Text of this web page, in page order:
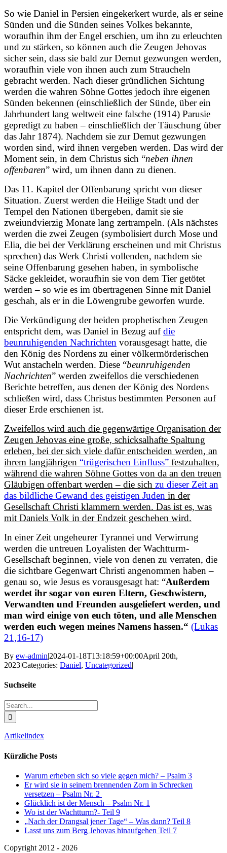
So wie Daniel in Persien eingekerkert wurde, als er seine
Sünden und die Sünden seines Volkes bekannte,
woraufhin ihm der Engel erschien, um ihn zu erleuchten
und zu stärken, so können auch die Zeugen Jehovas
sicher sein, dass sie bald zur Demut gezwungen werden,
woraufhin viele von ihnen auch zum Straucheln
gebracht werden. Nach dieser gründlichen Sichtung
werden die wahren Söhne Gottes jedoch ihre eigenen
Sünden bekennen (einschließlich der Sünde, über ein
Jahrhundert lang weltweit eine falsche (1914) Parusie
gepredigt zu haben – einschließlich der Täuschung über
das Jahr 1874). Nachdem sie zur Demut gezwungen
worden sind, wird ihnen vergeben werden. Das wird der
Moment sein, in dem Christus sich “neben ihnen
offenbaren” wird, um ihnen dann zu dienen.
Das 11. Kapitel der Offenbarung spricht von dieser
Situation. Zuerst werden die Heilige Stadt und der
Tempel den Nationen übergeben, damit sie sie
zweiundvierzig Monate lang zertrampeln. (Als nächstes
werden die zwei Zeugen (symbolisiert durch Mose und
Elia, die bei der Verklärung erscheinen und mit Christus
sprechen) das Werk Christi vollenden, nachdem sie
seine Offenbarung gesehen haben, in symbolische
Säcke gekleidet, woraufhin sie von dem Tier getötet
werden – so wie es im übertragenen Sinne mit Daniel
geschah, als er in die Löwengrube geworfen wurde.
Die Verkündigung der beiden prophetischen Zeugen
entspricht dem, was Daniel in Bezug aufdie
beunruhigenden Nachrichten vorausgesagt hatte, die
den König des Nordens zu einer völkermörderischen
Wut anstacheln werden. Diese “beunruhigenden
Nachrichten” werden zweifellos die verschiedenen
Berichte betreffen, aus denen der König des Nordens
schließen wird, dass Christus bestimmten Personen auf
dieser Erde erschienen ist.
Zweifellos wird auch die gegenwärtige Organisation der
Zeugen Jehovas eine große, schicksalhafte Spaltung
erleben, bei der sich viele dafür entscheiden werden, an
ihrem langjährigen “trügerischen Einfluss” festzuhalten,
während die wahren Söhne Gottes von da an den treuen
Gläubigen offenbart werden – die sich zu dieser Zeit an
das bildliche Gewand des geistigen Juden in der
Gesellschaft Christi klammern werden. Das ist es, was
mit Daniels Volk in der Endzeit geschehen wird.
In einer Zeit ungeheurer Tyrannei und Verwirrung
werden die untreuen Loyalisten der Wachtturm-
Gesellschaft beginnen, viele von denen zu verraten, die
die sichtbare Gegenwart Christi angenommen haben –
genau so, wie Jesus es vorausgesagt hat: “Außerdem
werdet ihr sogar von euren Eltern, Geschwistern,
Verwandten und Freunden ausgeliefert werden, und
man wird einige von euch töten, und alle Menschen
werden euch wegen meines Namens hassen.“ (Lukas
21,16-17)
By ew-admin|2024-01-18T13:18:59+00:00April 20th,
2023|Categories: Daniel, Uncategorized|
Suchseite
Search
for:
Artikelindex
Kürzliche Posts
Warum erheben sich so viele gegen mich? – Psalm 3
Er wird sie in seinem brennenden Zorn in Schrecken
versetzen – Psalm Nr. 2
Glücklich ist der Mensch – Psalm Nr. 1
Wo ist der Wachtturm?- Teil 9
„Nach der Drangsal jener Tage“ – Was dann? Teil 8
Lasst uns zum Berg Jehovas hinaufgehen Teil 7
Copyright 2012 - 2026